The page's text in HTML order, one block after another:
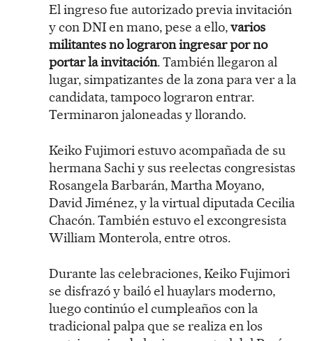
El ingreso fue autorizado previa invitación
y con DNI en mano, pese a ello,varios
militantes no lograron ingresar por no
portar la invitación. También llegaron al
lugar, simpatizantes de la zona para ver a la
candidata, tampoco lograron entrar.
Terminaron jaloneadas y llorando.
Keiko Fujimori estuvo acompañada de su
hermana Sachi y sus reelectas congresistas
Rosangela Barbarán, Martha Moyano,
David Jiménez, y la virtual diputada Cecilia
Chacón. También estuvo el excongresista
William Monterola, entre otros.
Durante las celebraciones, Keiko Fujimori
se disfrazó y bailó el huaylars moderno,
luego continúo el cumpleaños con la
tradicional palpa que se realiza en los